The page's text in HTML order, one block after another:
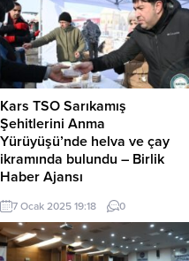
yargılandı. İlk derece mahkemesi
sanık hakkında beraat kararı verse
de, Bölge Adliye Mahkemesi kararı
bozarak sanığa 1 yıl 8 ay hapis
cezası verdi. Mahkeme, sanığın
eylemini “kişisel verilerin hukuka
aykırı yayılması...
Kars TSO Sarıkamış
Şehitlerini Anma
Yürüyüşü’nde helva ve çay
ikramında bulundu – Birlik
Haber Ajansı
KARS-BHA Kars Ticaret ve Sanayi
Odası Başkanı Kadir
Bozan, Sarıkamış Harekâtı’nın 110.
yıldönümü vesilesiyle düzenlenen
7 Ocak 2025 19:18 0